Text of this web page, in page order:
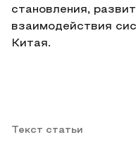
становления,
взаимодействия
Китая.
Текст статьи